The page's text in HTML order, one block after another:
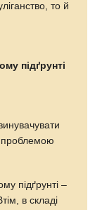
то й
підґрунті
проблемою
підґрунті –
в складі